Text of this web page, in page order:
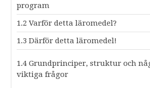
program
1.2 Varför detta läromedel?
1.3 Därför detta läromedel!
1.4 Grundprinciper, struktur och
viktiga frågor